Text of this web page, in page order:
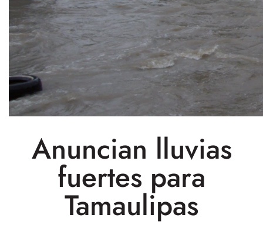
Anuncian lluvias
fuertes para
Tamaulipas